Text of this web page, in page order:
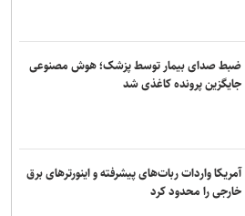
ضبط صدای بیمار توسط پزشک؛ هوش مصنوعی
جایگزین پرونده کاغذی شد
آمریکا واردات ربات‌های پیشرفته و اینورترهای برق
خارجی را محدود کرد